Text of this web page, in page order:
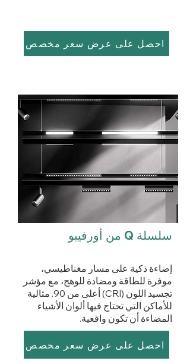
احصل على عرض سعر مخصص
سلسلة Q من أورفيبو
إضاءة ذكية على مسار مغناطيسي،
موفرة للطاقة ومضادة للوهج، مع مؤشر
تجسيد اللون (CRI) أعلى من 90. مثالية
للأماكن التي تحتاج فيها ألوان الأشياء
المضاءة أن تكون واقعية.
احصل على عرض سعر مخصص